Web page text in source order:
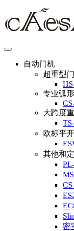
自动门机
超重型
专业弧
大跨度
欧标平
其他和
密